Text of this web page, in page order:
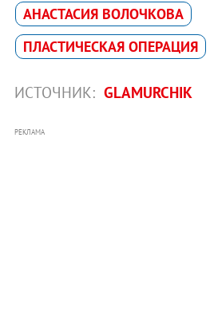
АНАСТАСИЯ ВОЛОЧКОВА
ПЛАСТИЧЕСКАЯ ОПЕРАЦИЯ
ИСТОЧНИК: GLAMURCHIK
РЕКЛАМА